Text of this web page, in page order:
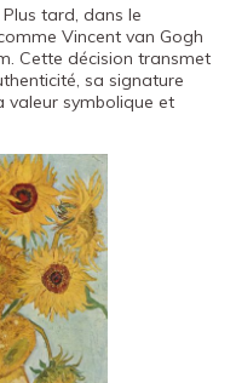
tard, dans le
Vincent van Gogh
Cette décision transmet
sa signature
valeur symbolique et